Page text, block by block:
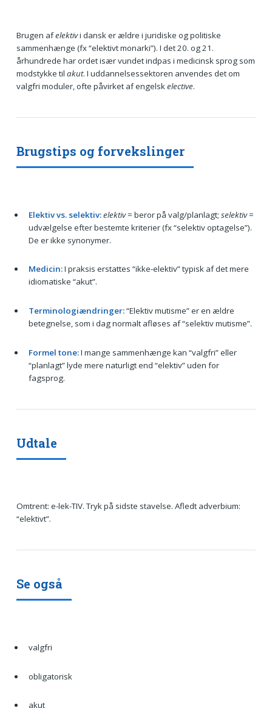
Brugen afelektivi dansk er ældre i juridiske og politiske
sammenhænge (fx “elektivt monarki”). I det 20. og 21.
århundrede har ordet især vundet indpas i medicinsk sprog som
modstykke til akut. I uddannelsessektoren anvendes det om
valgfri moduler, ofte påvirket af engelskelective.
Brugstips og forvekslinger
Elektiv vs. selektiv:elektiv= beror på valg/planlagt; selektiv=
udvælgelse efter bestemte kriterier (fx “selektiv optagelse”).
De er ikke synonymer.
Medicin:I praksis erstattes “ikke-elektiv” typisk af det mere
idiomatiske “akut”.
Terminologiændringer:“Elektiv mutisme” er en ældre
betegnelse, som i dag normalt afløses af “selektiv mutisme”.
Formel tone:I mange sammenhænge kan “valgfri” eller
“planlagt” lyde mere naturligt end “elektiv” uden for
fagsprog.
Udtale
Omtrent: e-lek-TIV. Tryk på sidste stavelse. Afledt adverbium:
“elektivt”.
Se også
valgfri
obligatorisk
akut